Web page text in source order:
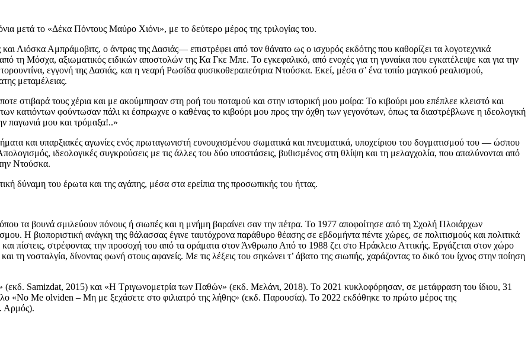
μετά το «Δέκα Πόντους Μαύρο Χιόνι», με το δεύτερο μέρος της τριλογίας του.
Λιόσκα Αμπράμοβιτς, ο άντρας της Δασιάς— επιστρέφει από τον θάνατο ως ο ισχυρός εκδότης που καθορίζει τα λογοτεχνικά
τη Μόσχα, αξιωματικός ειδικών αποστολών της Κα Γκε Μπε. Το εγκεφαλικό, από ενοχές για τη γυναίκα που εγκατέλειψε και για την
εγγονή της Δασιάς, και η νεαρή Ρωσίδα φυσικοθεραπεύτρια Ντούσκα. Εκεί, μέσα σ’ ένα τοπίο μαγικού ρεαλισμού,
μεταμέλειας.
στιβαρά τους χέρια και με ακούμπησαν στη ροή του ποταμού και στην ιστορική μου μοίρα: Το κιβούρι μου επέπλεε κλειστό και
των κατιόντων φούντωσαν πάλι κι έσπρωχνε ο καθένας το κιβούρι μου προς την όχθη των γεγονότων, όπως τα διαστρέβλωνε η ιδεολογική
παγωνιά μου και τρόμαξα!..»
και υπαρξιακές αγωνίες ενός πρωταγωνιστή ευνουχισμένου σωματικά και πνευματικά, υποχείριου του δογματισμού του — ώσπου
ιδεολογικές συγκρούσεις με τις άλλες του δύο υποστάσεις, βυθισμένος στη θλίψη και τη μελαγχολία, που απαλύνονται από
Ντούσκα.
δύναμη του έρωτα και της αγάπης, μέσα στα ερείπια της προσωπικής του ήττας.
τα βουνά σμιλεύουν πόνους ή σιωπές και η μνήμη βαραίνει σαν την πέτρα. Το 1977 αποφοίτησε από τη Σχολή Πλοιάρχων
Η βιοποριστική ανάγκη της θάλασσας έγινε ταυτόχρονα παράθυρο θέασης σε εβδομήντα πέντε χώρες, σε πολιτισμούς και πολιτικά
πίστεις, στρέφοντας την προσοχή του από τα οράματα στον Άνθρωπο Από το 1988 ζει στο Ηράκλειο Αττικής. Εργάζεται στον χώρο
τη νοσταλγία, δίνοντας φωνή στους αφανείς. Με τις λέξεις του σηκώνει τ’ άβατο της σιωπής, χαράζοντας το δικό του ίχνος στην ποίηση
(εκδ. Samizdat, 2015) και «Η Τριγωνομετρία των Παθών» (εκδ. Μελάνι, 2018). Το 2021 κυκλοφόρησαν, σε μετάφραση του ίδιου, 31
«No Μe olviden – Μη με ξεχάσετε στο φιλιατρό της λήθης» (εκδ. Παρουσία). Το 2022 εκδόθηκε το πρώτο μέρος της
Αρμός).